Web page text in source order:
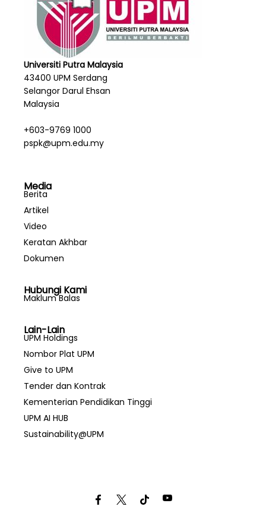
Universiti Putra Malaysia
43400 UPM Serdang
Selangor Darul Ehsan
Malaysia
+603-9769 1000
pspk@upm.edu.my
Media
Berita
Artikel
Video
Keratan Akhbar
Dokumen
Hubungi Kami
Maklum Balas
Lain-Lain
UPM Holdings
Nombor Plat UPM
Give to UPM
Tender dan Kontrak
Kementerian Pendidikan Tinggi
UPM AI HUB
Sustainability@UPM